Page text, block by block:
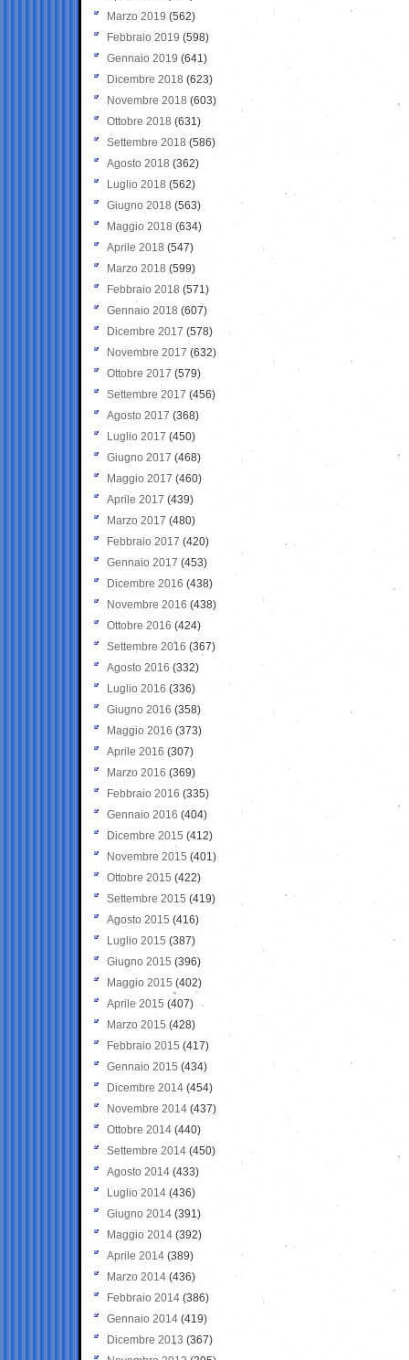
Marzo 2019 (562)
Febbraio 2019 (598)
Gennaio 2019 (641)
Dicembre 2018 (623)
Novembre 2018 (603)
Ottobre 2018 (631)
Settembre 2018 (586)
Agosto 2018 (362)
Luglio 2018 (562)
Giugno 2018 (563)
Maggio 2018 (634)
Aprile 2018 (547)
Marzo 2018 (599)
Febbraio 2018 (571)
Gennaio 2018 (607)
Dicembre 2017 (578)
Novembre 2017 (632)
Ottobre 2017 (579)
Settembre 2017 (456)
Agosto 2017 (368)
Luglio 2017 (450)
Giugno 2017 (468)
Maggio 2017 (460)
Aprile 2017 (439)
Marzo 2017 (480)
Febbraio 2017 (420)
Gennaio 2017 (453)
Dicembre 2016 (438)
Novembre 2016 (438)
Ottobre 2016 (424)
Settembre 2016 (367)
Agosto 2016 (332)
Luglio 2016 (336)
Giugno 2016 (358)
Maggio 2016 (373)
Aprile 2016 (307)
Marzo 2016 (369)
Febbraio 2016 (335)
Gennaio 2016 (404)
Dicembre 2015 (412)
Novembre 2015 (401)
Ottobre 2015 (422)
Settembre 2015 (419)
Agosto 2015 (416)
Luglio 2015 (387)
Giugno 2015 (396)
Maggio 2015 (402)
Aprile 2015 (407)
Marzo 2015 (428)
Febbraio 2015 (417)
Gennaio 2015 (434)
Dicembre 2014 (454)
Novembre 2014 (437)
Ottobre 2014 (440)
Settembre 2014 (450)
Agosto 2014 (433)
Luglio 2014 (436)
Giugno 2014 (391)
Maggio 2014 (392)
Aprile 2014 (389)
Marzo 2014 (436)
Febbraio 2014 (386)
Gennaio 2014 (419)
Dicembre 2013 (367)